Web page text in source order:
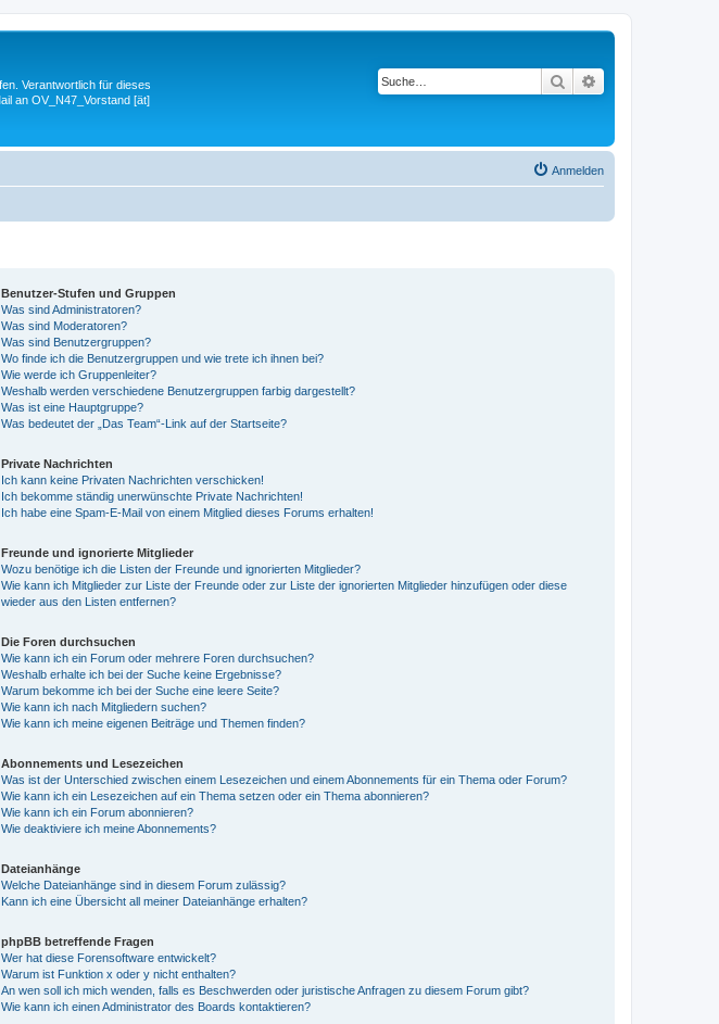
Verantwortlich für dieses
an OV_N47_Vorstand [ät]
Suche
Anmelden
Benutzer-Stufen und Gruppen
Was sind Administratoren?
Was sind Moderatoren?
Was sind Benutzergruppen?
Wo finde ich die Benutzergruppen und wie trete ich ihnen bei?
Wie werde ich Gruppenleiter?
Weshalb werden verschiedene Benutzergruppen farbig dargestellt?
Was ist eine Hauptgruppe?
Was bedeutet der „Das Team“-Link auf der Startseite?
Private Nachrichten
Ich kann keine Privaten Nachrichten verschicken!
Ich bekomme ständig unerwünschte Private Nachrichten!
Ich habe eine Spam-E-Mail von einem Mitglied dieses Forums erhalten!
Freunde und ignorierte Mitglieder
Wozu benötige ich die Listen der Freunde und ignorierten Mitglieder?
Wie kann ich Mitglieder zur Liste der Freunde oder zur Liste der ignorierten Mitglieder hinzufügen oder diese
wieder aus den Listen entfernen?
Die Foren durchsuchen
Wie kann ich ein Forum oder mehrere Foren durchsuchen?
Weshalb erhalte ich bei der Suche keine Ergebnisse?
Warum bekomme ich bei der Suche eine leere Seite?
Wie kann ich nach Mitgliedern suchen?
Wie kann ich meine eigenen Beiträge und Themen finden?
Abonnements und Lesezeichen
Was ist der Unterschied zwischen einem Lesezeichen und einem Abonnements für ein Thema oder Forum?
Wie kann ich ein Lesezeichen auf ein Thema setzen oder ein Thema abonnieren?
Wie kann ich ein Forum abonnieren?
Wie deaktiviere ich meine Abonnements?
Dateianhänge
Welche Dateianhänge sind in diesem Forum zulässig?
Kann ich eine Übersicht all meiner Dateianhänge erhalten?
phpBB betreffende Fragen
Wer hat diese Forensoftware entwickelt?
Warum ist Funktion x oder y nicht enthalten?
An wen soll ich mich wenden, falls es Beschwerden oder juristische Anfragen zu diesem Forum gibt?
Wie kann ich einen Administrator des Boards kontaktieren?